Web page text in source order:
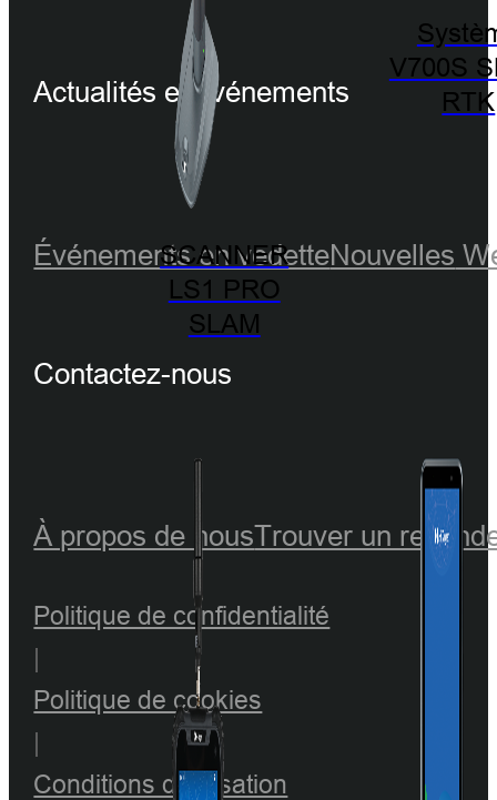
SCANNER
LS1 PRO
SLAM
V700S
RTK
Actualités et événements
Événements en vedetteNouvelles
Contactez-nous
À propos de nousTrouver un
Politique de confidentialité
|
Politique de cookies
|
Conditions d'utilisation